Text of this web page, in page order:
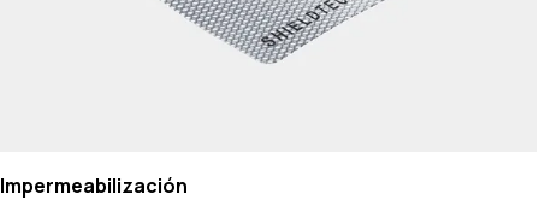
Impermeabilización